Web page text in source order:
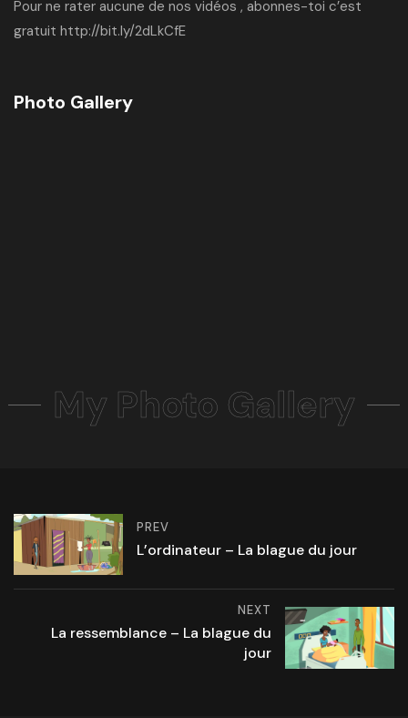
Pour ne rater aucune de nos vidéos , abonnes-toi c’est
gratuit http://bit.ly/2dLkCfE
Photo Gallery
My Photo Gallery
PREV
L’ordinateur – La blague du jour
NEXT
La ressemblance – La blague du
jour